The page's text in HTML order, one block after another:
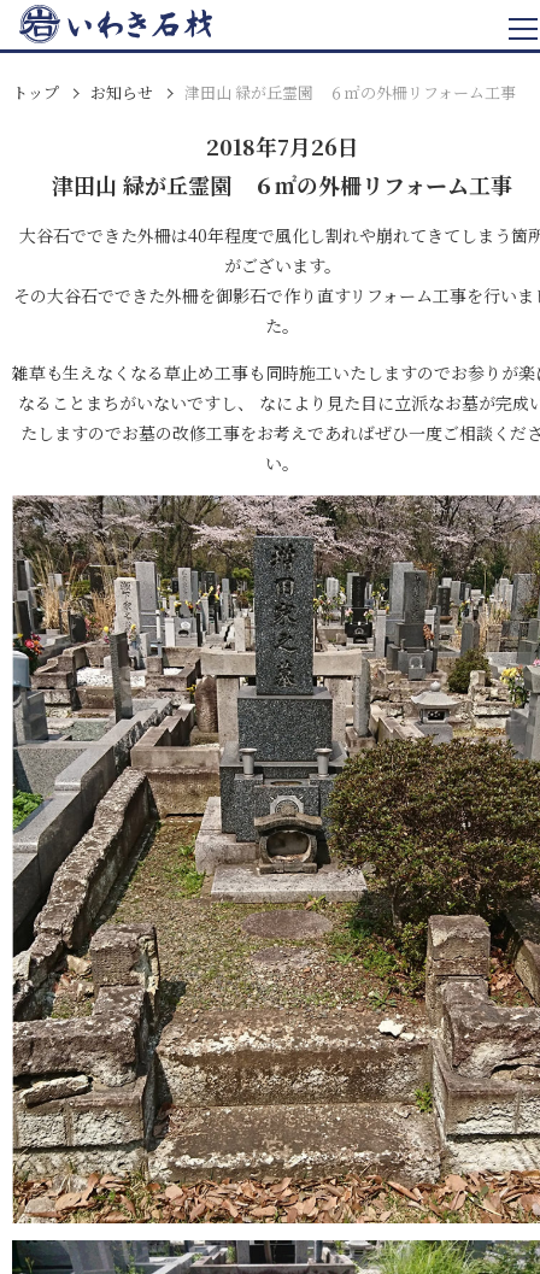
トップ お知らせ 津田山 緑が丘霊園 ６㎡の外柵リフォーム工事
2018年7月26日
津田山 緑が丘霊園 ６㎡の外柵リフォーム工事
大谷石でできた外柵は40年程度で風化し割れや崩れてきてしまう箇
がございます。
その大谷石でできた外柵を御影石で作り直すリフォーム工事を行いま
た。
雑草も生えなくなる草止め工事も同時施工いたしますのでお参りが楽
なることまちがいないですし、 なにより見た目に立派なお墓が完成
たしますのでお墓の改修工事をお考えであればぜひ一度ご相談くだ
い。